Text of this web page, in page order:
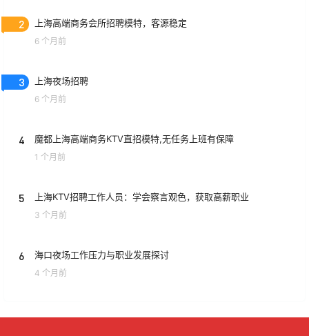
2 上海高端商务会所招聘模特，客源稳定
6 个月前
3 上海夜场招聘
6 个月前
4 魔都上海高端商务KTV直招模特,无任务上班有保障
1 个月前
5 上海KTV招聘工作人员：学会察言观色，获取高薪职业
3 个月前
6 海口夜场工作压力与职业发展探讨
4 个月前